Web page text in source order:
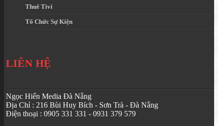
Thuê Tivi
Tổ Chức Sự Kiện
LIÊN HỆ
Ngọc Hiển Media Đà Nẵng
Địa Chỉ : 216 Bùi Huy Bích - Sơn Trà - Đà Nẵng
Điện thoại : 0905 331 331 - 0931 379 579